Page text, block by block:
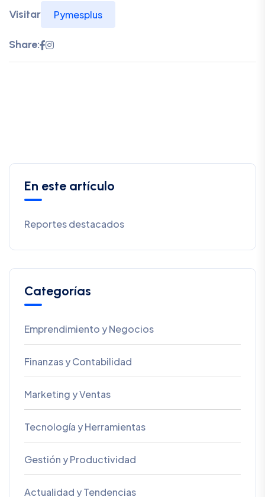
Visitar Pymesplus
Share:
En este artículo
Reportes destacados
Categorías
Emprendimiento y Negocios
Finanzas y Contabilidad
Marketing y Ventas
Tecnología y Herramientas
Gestión y Productividad
Actualidad y Tendencias